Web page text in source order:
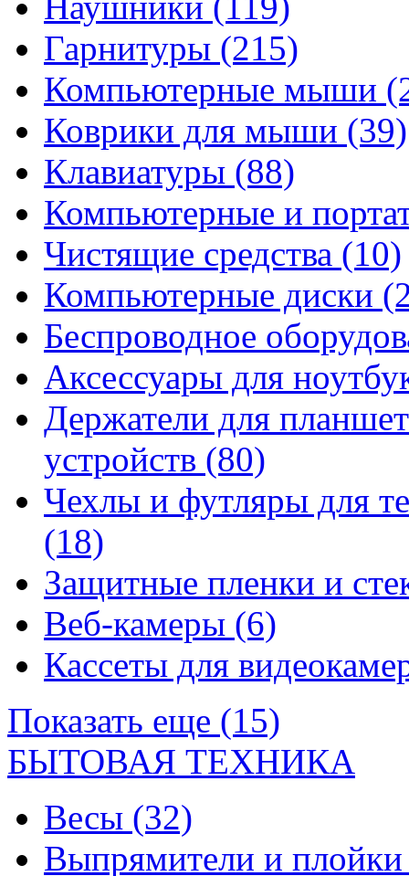
Гарнитуры (215)
Компьютерные мыши
Коврики для мыши (39)
Клавиатуры (88)
Компьютерные и
Чистящие средства (10)
Компьютерные диски
Беспроводное
Аксессуары для
Держатели для
устройств (80)
Чехлы и футляры для
(18)
Защитные пленки и
Веб-камеры (6)
Кассеты для
Показать еще (15)
БЫТОВАЯ ТЕХНИКА
Весы (32)
Выпрямители и